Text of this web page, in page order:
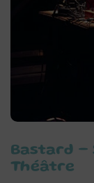
Bastard –
Théâtre